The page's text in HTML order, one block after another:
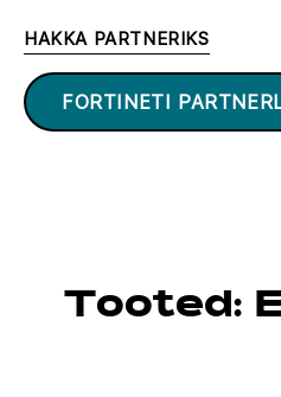
HAKKA PARTNERIKS
FORTINETI
Tooted: